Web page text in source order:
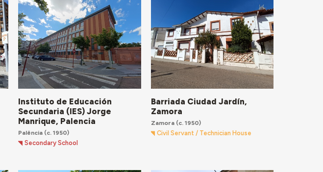
Instituto de Educación
Secundaria (IES) Jorge
Manrique, Palencia
Palência (c. 1950)
Secondary School
Barriada Ciudad Jardín,
Zamora
Zamora(c. 1950)
Civil Servant / Technician House